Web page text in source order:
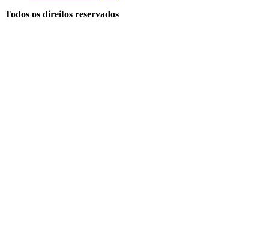
Todos os direitos reservados